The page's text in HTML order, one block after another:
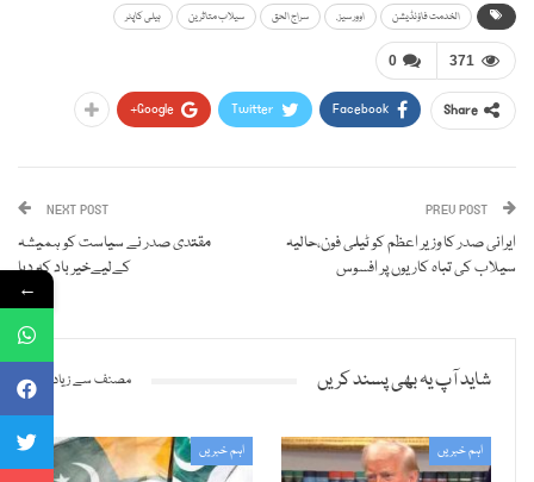
الخدمت فاؤنڈیشن اوور سیز. سراج الحق سیلاب متاثرین ہیلی کاپٹر
0 371
Share
Facebook
Twitter
Google+
ایرانی صدر کا وزیر اعظم کو ٹیلی فون،حالیہ
سیلاب کی تباہ کاریوں پر افسوس
NEXT POST
مقتدی صدر نے سیاست کو ہمیشہ
کےلیےخير باد کہ دیا
شاید آپ یہ بھی پسند کریں مصنف سے زیادہ
اہم خبریں اہم خبریں
←